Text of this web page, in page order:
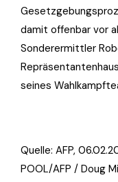
damit offenbar vor
Sonderermittler
seines
Quelle: AFP,
POOL/AFP / Doug